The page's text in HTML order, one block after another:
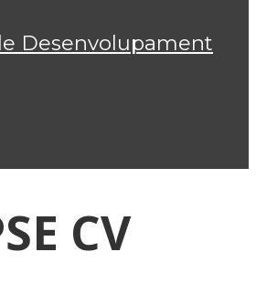
Desenvolupament
CV